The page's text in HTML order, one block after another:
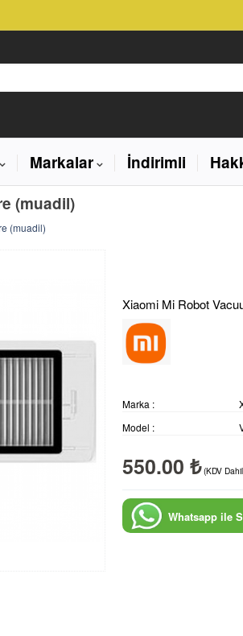
Markalar İndirimli
(muadil)
(muadil)
Xiaomi Mi Robot
Marka :
Model :
550.00 ₺ (KDV
Whatsapp ile